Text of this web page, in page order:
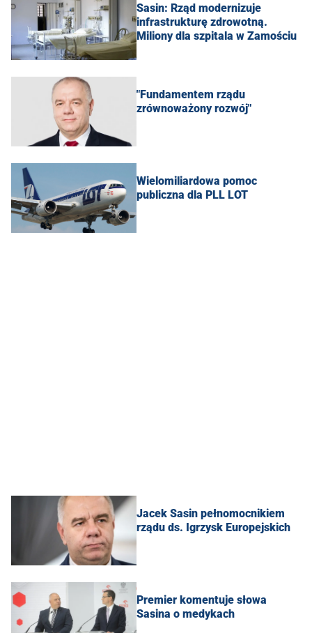
Sasin: Rząd modernizuje
infrastrukturę zdrowotną.
Miliony dla szpitala w Zamościu
"Fundamentem rządu
zrównoważony rozwój"
Wielomiliardowa pomoc
publiczna dla PLL LOT
Jacek Sasin pełnomocnikiem
rządu ds. Igrzysk Europejskich
Premier komentuje słowa
Sasina o medykach